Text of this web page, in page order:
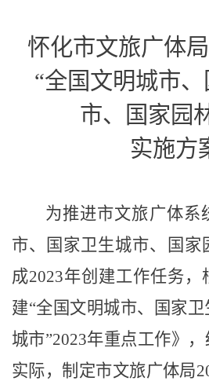
怀化市文旅广体局
“全国文明城市
市、国家园
实施方
为推进市文旅广体系
市、国家卫生城市、国家
成2023年创建工作任务，
建“全国文明城市、国家
城市”2023年重点工作》
实际，制定市文旅广体局